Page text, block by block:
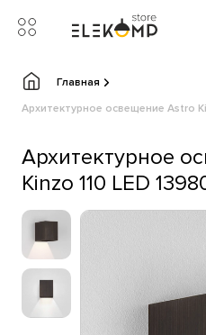
Главная
Архитектурное освещение Astro
Архитектурное
Kinzo 110 LED